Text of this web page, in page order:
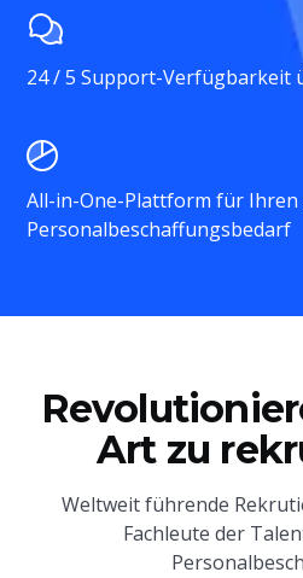
24 / 5 Support-Verfügbarkeit
All-in-One-Plattform für Ihren
Personalbeschaffungsbedarf
Art zu
Weltweit führende
Fachleute der